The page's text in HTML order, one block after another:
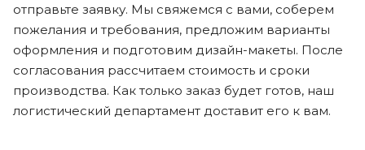
отправьте заявку. Мы свяжемся с вами, соберем
пожелания и требования, предложим варианты
оформления и подготовим дизайн-макеты. После
согласования рассчитаем стоимость и сроки
производства. Как только заказ будет готов, наш
логистический департамент доставит его к вам.